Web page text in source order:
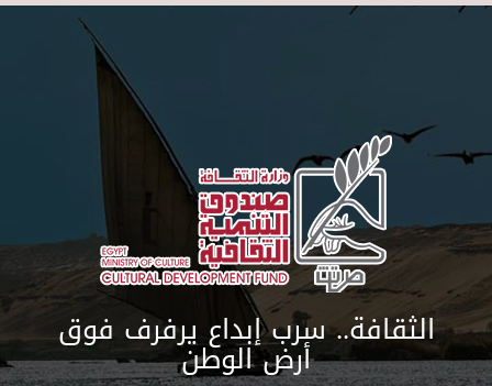
Skip to main content
الثقافة.. سرب إبداع يرفرف فوق
أرض الوطن